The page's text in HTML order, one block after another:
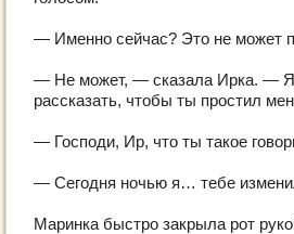
— Именно сейчас? Это не может
— Не может, — сказала Ирка. — Я
рассказать, чтобы ты простил
— Господи, Ир, что ты такое
— Сегодня ночью я… тебе
Маринка быстро закрыла рот